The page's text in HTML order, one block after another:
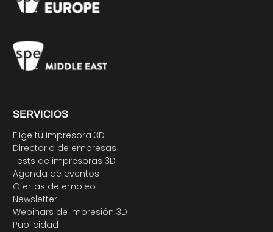
SERVICIOS
Elige tu impresora 3D
Directorio de empresas
Tests de impresoras 3D
Agenda de eventos
Ofertas de empleo
Newsletter
Webinars de impresión 3D
Publicidad